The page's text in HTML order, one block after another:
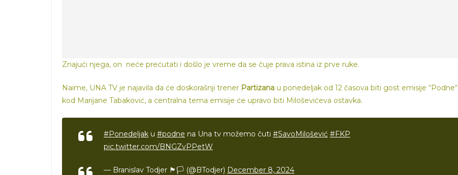
Znajući njega, on neće prećutati i došlo je vreme da se čuje prava istina iz prve ruke.
Naime, UNA TV je najavila da će doskorašnji trener Partizana u ponedeljak od 12 časova biti gost emisije “Podne“
kod Marijane Tabaković, a centralna tema emisije će upravo biti Miloševićeva ostavka.
#Ponedeljak u #podne na Una tv možemo čuti #SavoMilošević #FKP
pic.twitter.com/BNGZvPPetW
— Branislav Todjer 🏴🏳️ (@BTodjer) December 8, 2024